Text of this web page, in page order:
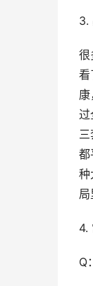
3.
很
看
康
过
都
种
局
4.
Q